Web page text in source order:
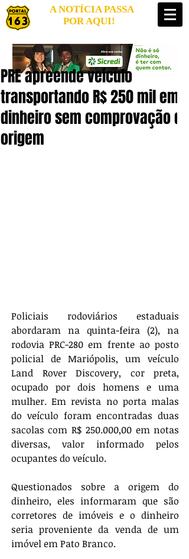
A NOTÍCIA PASSA
POR AQUI!
PRE apreende veículo
transportando R$ 250 mil em
dinheiro sem comprovação de
origem
Policiais rodoviários estaduais
abordaram na quinta-feira (2), na
rodovia PRC-280 em frente ao posto
policial de Mariópolis, um veículo
Land Rover Discovery, cor preta,
ocupado por dois homens e uma
mulher. Em revista no porta malas
do veículo foram encontradas duas
sacolas com R$ 250.000,00 em notas
diversas, valor informado pelos
ocupantes do veículo.
Questionados sobre a origem do
dinheiro, eles informaram que são
corretores de imóveis e o dinheiro
seria proveniente da venda de um
imóvel em Pato Branco.